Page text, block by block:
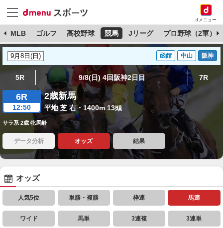
dメニュー
MLB ゴルフ 高校野球 競馬 Jリーグ プロ野球（2軍）
函館 中山 阪神
5R 9/8(日) 4回阪神2日目 7R
6R
12:50
2歳新馬
平地 芝 右・1400m 13頭
サラ系 2歳 牝馬齢
データ分析 オッズ 結果
オッズ
人気5位 単勝・複勝 枠連 馬連
ワイド 馬単 3連複 3連単